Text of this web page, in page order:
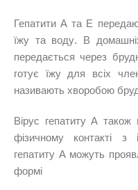
Гепатити А та Е
їжу та воду. В
передається через
готує їжу для всіх
називають хворобою
Вірус гепатиту А
фізичному контакті
гепатиту А можуть
формі